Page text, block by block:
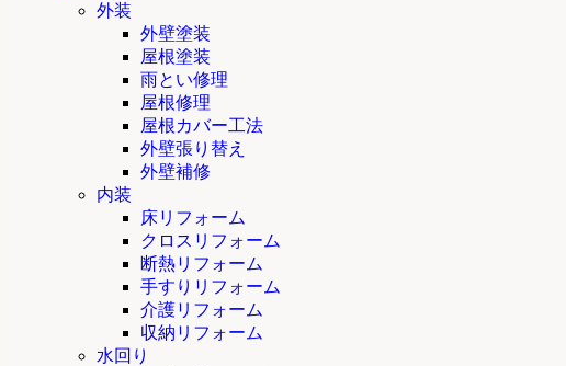
外装
外壁塗装
屋根塗装
雨とい修理
屋根修理
屋根カバー工法
外壁張り替え
外壁補修
内装
床リフォーム
クロスリフォーム
断熱リフォーム
手すりリフォーム
介護リフォーム
収納リフォーム
水回り